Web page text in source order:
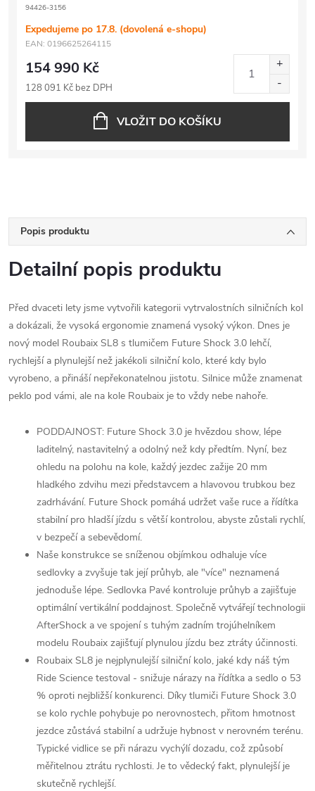
94426-3156
Expedujeme po 17.8. (dovolená e-shopu)
EAN: 0196625264115
154 990 Kč
128 091 Kč bez DPH
VLOŽIT DO KOŠÍKU
Popis produktu
Detailní popis produktu
Před dvaceti lety jsme vytvořili kategorii vytrvalostních silničních kol
a dokázali, že vysoká ergonomie znamená vysoký výkon. Dnes je
nový model Roubaix SL8 s tlumičem Future Shock 3.0 lehčí,
rychlejší a plynulejší než jakékoli silniční kolo, které kdy bylo
vyrobeno, a přináší nepřekonatelnou jistotu. Silnice může znamenat
peklo pod vámi, ale na kole Roubaix je to vždy nebe nahoře.
PODDAJNOST: Future Shock 3.0 je hvězdou show, lépe
laditelný, nastavitelný a odolný než kdy předtím. Nyní, bez
ohledu na polohu na kole, každý jezdec zažije 20 mm
hladkého zdvihu mezi představcem a hlavovou trubkou bez
zadrhávání. Future Shock pomáhá udržet vaše ruce a řídítka
stabilní pro hladší jízdu s větší kontrolou, abyste zůstali rychlí,
v bezpečí a sebevědomí.
Naše konstrukce se sníženou objímkou odhaluje více
sedlovky a zvyšuje tak její průhyb, ale "více" neznamená
jednoduše lépe. Sedlovka Pavé kontroluje průhyb a zajišťuje
optimální vertikální poddajnost. Společně vytvářejí technologii
AfterShock a ve spojení s tuhým zadním trojúhelníkem
modelu Roubaix zajišťují plynulou jízdu bez ztráty účinnosti.
Roubaix SL8 je nejplynulejší silniční kolo, jaké kdy náš tým
Ride Science testoval - snižuje nárazy na řídítka a sedlo o 53
% oproti nejbližší konkurenci. Díky tlumiči Future Shock 3.0
se kolo rychle pohybuje po nerovnostech, přitom hmotnost
jezdce zůstává stabilní a udržuje hybnost v nerovném terénu.
Typické vidlice se při nárazu vychýlí dozadu, což způsobí
měřitelnou ztrátu rychlosti. Je to vědecký fakt, plynulejší je
skutečně rychlejší.